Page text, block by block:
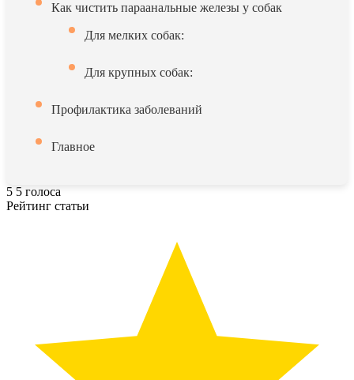
Как чистить параанальные железы у собак
Для мелких собак:
Для крупных собак:
Профилактика заболеваний
Главное
5 5 голоса
Рейтинг статьи